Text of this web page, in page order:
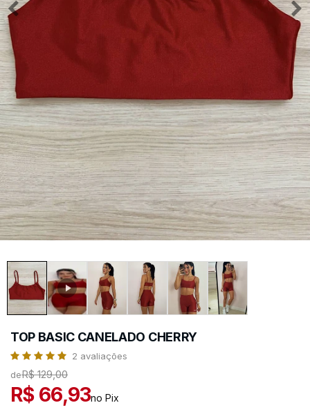
TOP BASIC CANELADO CHERRY
2 avaliações
deR$ 129,00
R$ 66,93no Pix